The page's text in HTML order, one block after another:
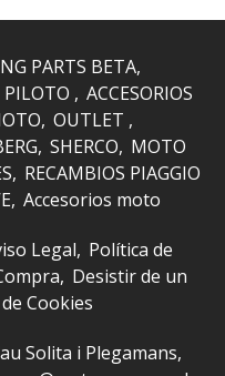
PARTS BETA
PILOTO
ACCESORIOS
OUTLET
SHERCO MOTO
RECAMBIOS PIAGGIO
Accesorios moto
Legal Política de
Desistir de un
Cookies
Solita i Plegamans,